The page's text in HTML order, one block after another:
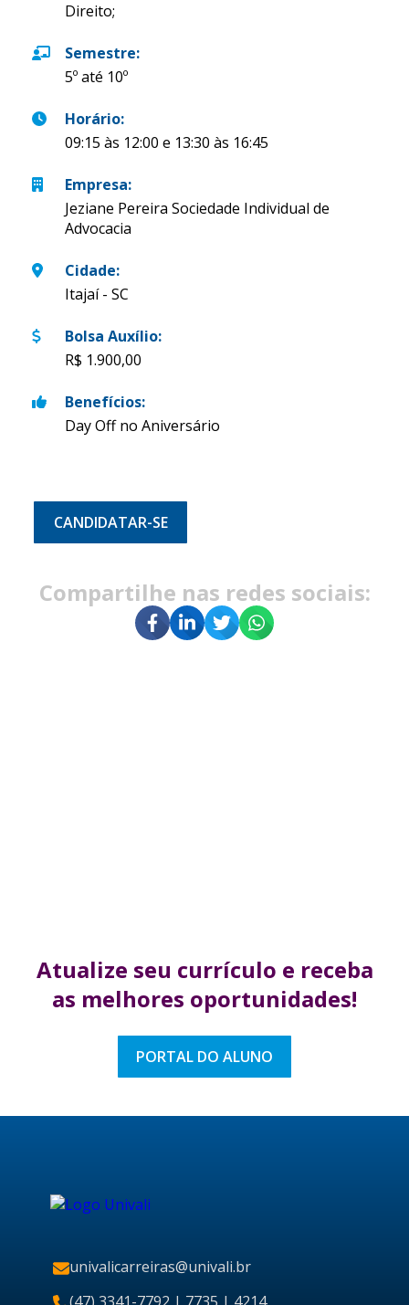
Direito;
Semestre:
5º até 10º
Horário:
09:15 às 12:00 e 13:30 às 16:45
Empresa:
Jeziane Pereira Sociedade Individual de
Advocacia
Cidade:
Itajaí - SC
Bolsa Auxílio:
R$ 1.900,00
Benefícios:
Day Off no Aniversário
CANDIDATAR-SE
Compartilhe nas redes sociais:
Atualize seu currículo e receba
as melhores oportunidades!
PORTAL DO ALUNO
univalicarreiras@univali.br